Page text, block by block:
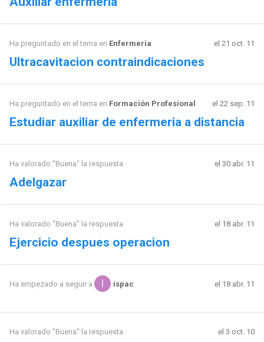
Ha preguntado en el tema en Enfermería el 21 oct. 11
Ultracavitacion contraindicaciones
Ha preguntado en el tema en Formación Profesional el 22 sep. 11
Estudiar auxiliar de enfermeria a distancia
Ha valorado "Buena" la respuesta el 30 abr. 11
Adelgazar
Ha valorado "Buena" la respuesta el 18 abr. 11
Ejercicio despues operacion
Ha empezado a seguir a ispac el 18 abr. 11
Ha valorado "Buena" la respuesta el 3 oct. 10